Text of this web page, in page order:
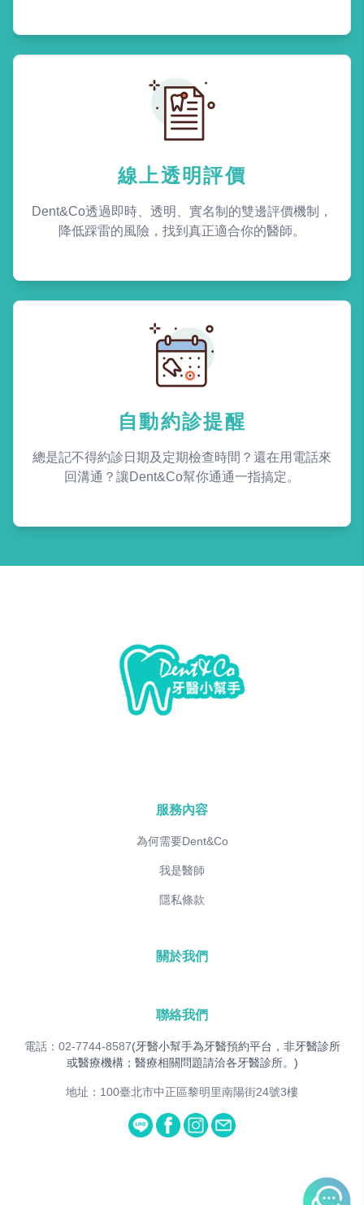
線上透明評價
Dent&Co透過即時、透明、實名制的雙邊評價機制，
降低踩雷的風險，找到真正適合你的醫師。
自動約診提醒
總是記不得約診日期及定期檢查時間？還在用電話來
回溝通？讓Dent&Co幫你通通一指搞定。
服務內容
為何需要Dent&Co
我是醫師
隱私條款
關於我們
聯絡我們
電話：02-7744-8587(牙醫小幫手為牙醫預約平台，非牙醫診所
或醫療機構；醫療相關問題請洽各牙醫診所。)
地址：100臺北市中正區黎明里南陽街24號3樓